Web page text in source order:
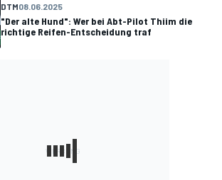
DTM08.06.2025
"Der alte Hund": Wer bei Abt-Pilot Thiim die
richtige Reifen-Entscheidung traf